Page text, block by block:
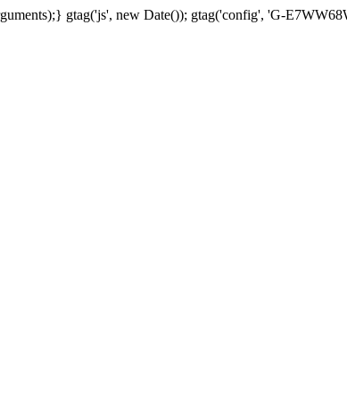
gtag('js', new Date()); gtag('config', 'G-